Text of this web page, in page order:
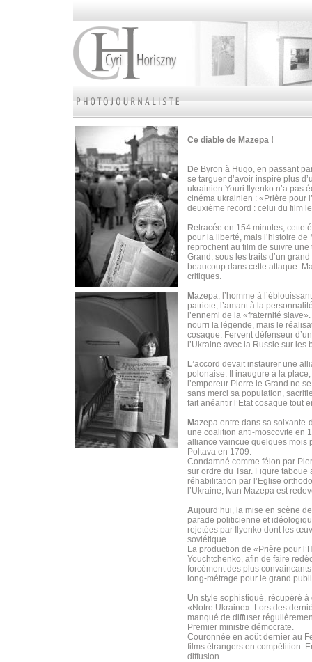
Ce diable de Mazepa !
De Byron à Hugo, en passant
se targuer d’avoir inspiré plus
ukrainien Youri Ilyenko n’a pas
cinéma ukrainien : «Prière pour
deuxième record : celui du film
Retracée en 154 minutes, cette
pour la liberté, mais l’histoire
reprochent au film de suivre
Grand, sous les traits d’un
beaucoup dans cette attaque.
critiques.
Mazepa, l’homme à
patriote, l’amant à la
l’ennemi de la «fraternité
nourri la légende, mais le
cosaque. Fervent défenseur
l’Ukraine avec la Russie sur
L’accord devait instaurer une
polonaise. Il inaugure à la
l’empereur Pierre le Grand ne
sans merci sa population,
fait anéantir l’Etat cosaque tout
Mazepa entre dans sa soixante-
une coalition anti-moscovite en
alliance vaincue quelques mois
Poltava en 1709.
Condamné comme félon par
sur ordre du Tsar. Figure
réhabilitation par l’Eglise
l’Ukraine, Ivan Mazepa est
Aujourd’hui, la mise en scène
parade politicienne et
rejetées par Ilyenko dont les
soviétique.
La production de «Prière pour
Youchtchenko, afin de faire
forcément des plus
long-métrage pour le grand
Un style sophistiqué, récupéré
«Notre Ukraine». Lors des
manqué de diffuser
Premier ministre démocrate.
Couronnée en août dernier au
films étrangers en compétition.
diffusion.